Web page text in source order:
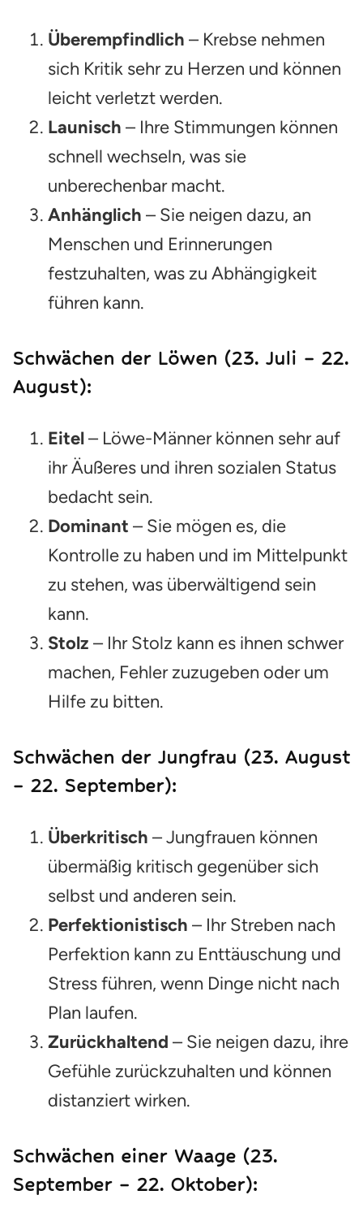
Überempfindlich – Krebse nehmen
sich Kritik sehr zu Herzen und können
leicht verletzt werden.
Launisch – Ihre Stimmungen können
schnell wechseln, was sie
unberechenbar macht.
Anhänglich – Sie neigen dazu, an
Menschen und Erinnerungen
festzuhalten, was zu Abhängigkeit
führen kann.
Schwächen der Löwen (23. Juli – 22.
August):
Eitel– Löwe-Männer können sehr auf
ihr Äußeres und ihren sozialen Status
bedacht sein.
Dominant – Sie mögen es, die
Kontrolle zu haben und im Mittelpunkt
zu stehen, was überwältigend sein
kann.
Stolz – Ihr Stolz kann es ihnen schwer
machen, Fehler zuzugeben oder um
Hilfe zu bitten.
Schwächen der Jungfrau (23. August
– 22. September):
Überkritisch – Jungfrauen können
übermäßig kritisch gegenüber sich
selbst und anderen sein.
Perfektionistisch – Ihr Streben nach
Perfektion kann zu Enttäuschung und
Stress führen, wenn Dinge nicht nach
Plan laufen.
Zurückhaltend – Sie neigen dazu, ihre
Gefühle zurückzuhalten und können
distanziert wirken.
Schwächen einer Waage (23.
September – 22. Oktober):